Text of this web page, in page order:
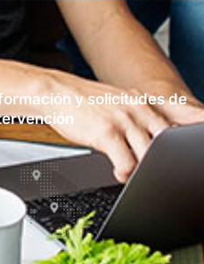
y solicitudes de